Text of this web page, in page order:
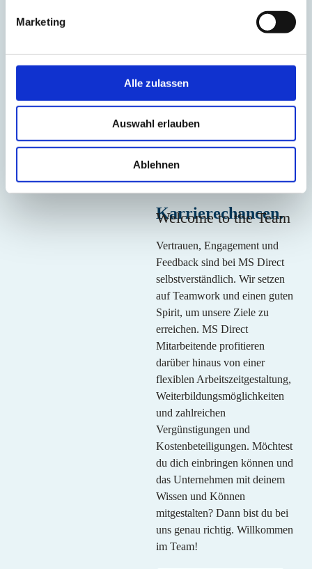
Marketing
Alle zulassen
Auswahl erlauben
Ablehnen
betrachten wir die gesamte Wertschöpfungskette und tragen
aktiv dazu bei, dass E-Commerce und Umweltschutz Hand in
klimaneutralen Versand bis hin zur umweltfreundlichen
Abwicklung von Retouren.
Karrierechancen.
Welcome to the Team
Vertrauen, Engagement und
Feedback sind bei MS Direct
selbstverständlich. Wir setzen
auf Teamwork und einen guten
Spirit, um unsere Ziele zu
erreichen. MS Direct
Mitarbeitende profitieren
darüber hinaus von einer
flexiblen Arbeitszeitgestaltung,
Weiterbildungsmöglichkeiten
und zahlreichen
Vergünstigungen und
Kostenbeteiligungen. Möchtest
du dich einbringen können und
das Unternehmen mit deinem
Wissen und Können
mitgestalten? Dann bist du bei
uns genau richtig. Willkommen
im Team!